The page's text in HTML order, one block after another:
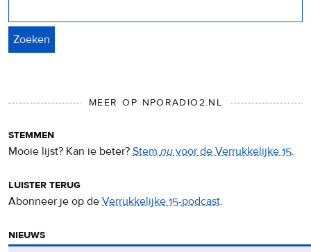
MEER OP NPORADIO2.NL
stemmen
Mooie lijst? Kan ie beter? Stemnuvoor de Verrukkelijke 15.
luister terug
Abonneer je op de Verrukkelijke 15-podcast.
nieuws